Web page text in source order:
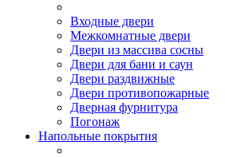
Входные двери
Межкомнатные двери
Двери из массива сосны
Двери для бани и саун
Двери раздвижные
Двери противопожарные
Дверная фурнитура
Погонаж
Напольные покрытия